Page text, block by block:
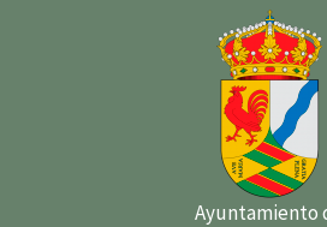
Ayuntamiento